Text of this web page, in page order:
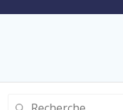
Recherche